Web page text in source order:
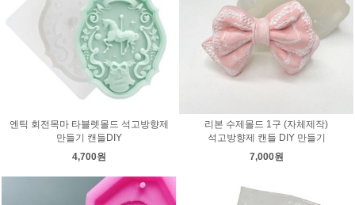
엔틱 회전목마 타블렛몰드 석고방향제
만들기 캔들DIY
4,700원
리본 수제몰드 1구 (자체제작)
석고방향제 캔들 DIY 만들기
7,000원